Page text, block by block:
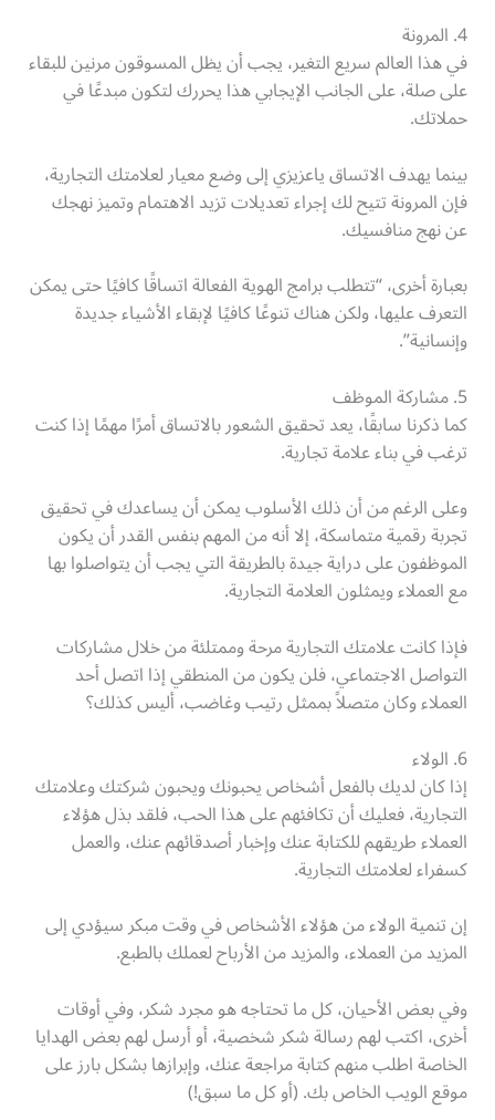
4. المرونة
في هذا العالم سريع التغير، يجب أن يظل المسوقون مرنين للبقاء
على صلة، على الجانب الإيجابي هذا يحررك لتكون مبدعًا في
حملاتك.
بينما يهدف الاتساق ياعزيزي إلى وضع معيار لعلامتك التجارية،
فإن المرونة تتيح لك إجراء تعديلات تزيد الاهتمام وتميز نهجك
عن نهج منافسيك.
بعبارة أخرى، “تتطلب برامج الهوية الفعالة اتساقًا كافيًا حتى يمكن
التعرف عليها، ولكن هناك تنوعًا كافيًا لإبقاء الأشياء جديدة
وإنسانية”.
5. مشاركة الموظف
كما ذكرنا سابقًا، يعد تحقيق الشعور بالاتساق أمرًا مهمًا إذا كنت
ترغب في بناء علامة تجارية.
وعلى الرغم من أن ذلك الأسلوب يمكن أن يساعدك في تحقيق
تجربة رقمية متماسكة، إلا أنه من المهم بنفس القدر أن يكون
الموظفون على دراية جيدة بالطريقة التي يجب أن يتواصلوا بها
مع العملاء ويمثلون العلامة التجارية.
فإذا كانت علامتك التجارية مرحة وممتلئة من خلال مشاركات
التواصل الاجتماعي، فلن يكون من المنطقي إذا اتصل أحد
العملاء وكان متصلاً بممثل رتيب وغاضب، أليس كذلك؟
6. الولاء
إذا كان لديك بالفعل أشخاص يحبونك ويحبون شركتك وعلامتك
التجارية، فعليك أن تكافئهم على هذا الحب، فلقد بذل هؤلاء
العملاء طريقهم للكتابة عنك وإخبار أصدقائهم عنك، والعمل
كسفراء لعلامتك التجارية.
إن تنمية الولاء من هؤلاء الأشخاص في وقت مبكر سيؤدي إلى
المزيد من العملاء، والمزيد من الأرباح لعملك بالطبع.
وفي بعض الأحيان، كل ما تحتاجه هو مجرد شكر، وفي أوقات
أخرى، اكتب لهم رسالة شكر شخصية، أو أرسل لهم بعض الهدايا
الخاصة اطلب منهم كتابة مراجعة عنك، وإبرازها بشكل بارز على
موقع الويب الخاص بك. (أو كل ما سبق!)